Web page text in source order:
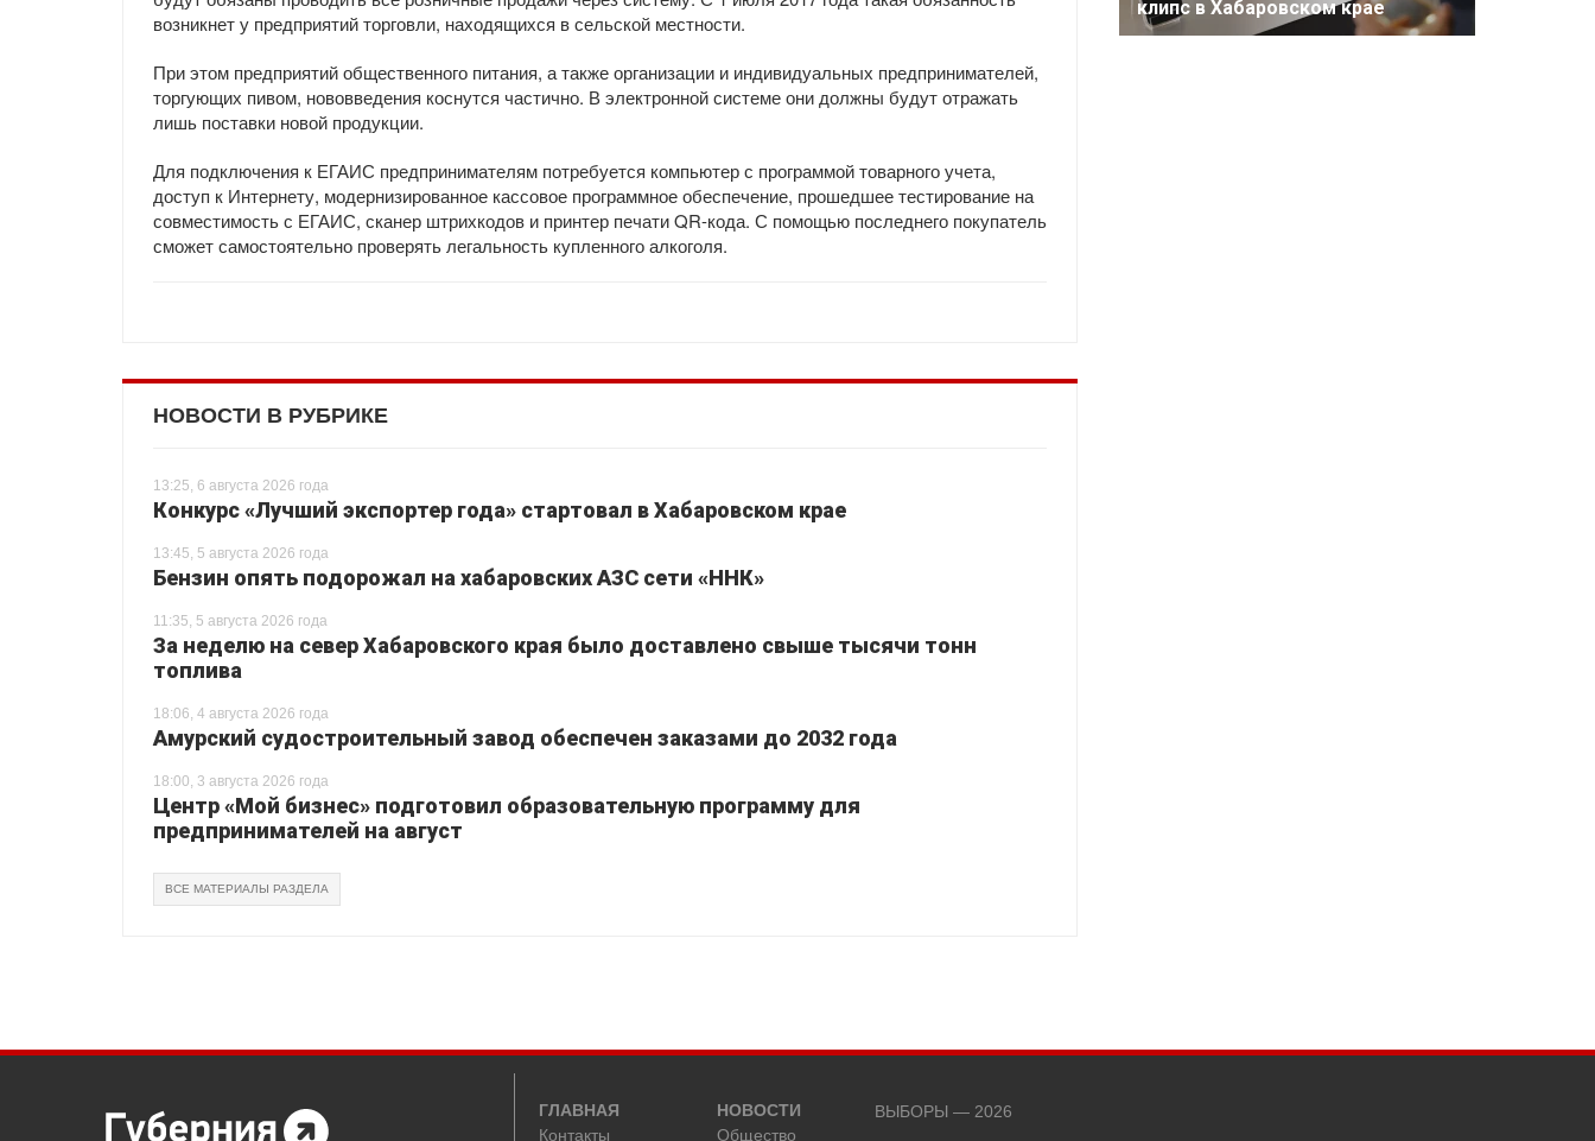
возникнет у предприятий торговли, находящихся в сельской местности.
При этом предприятий общественного питания, а также организации и индивидуальных предпринимателей,
торгующих пивом, нововведения коснутся частично. В электронной системе они должны будут отражать
лишь поставки новой продукции.
Для подключения к ЕГАИС предпринимателям потребуется компьютер с программой товарного учета,
доступ к Интернету, модернизированное кассовое программное обеспечение, прошедшее тестирование на
совместимость с ЕГАИС, сканер штрихкодов и принтер печати QR-кода. С помощью последнего покупатель
сможет самостоятельно проверять легальность купленного алкоголя.
НОВОСТИ В РУБРИКЕ
13:25, 6 августа 2026 года
Конкурс «Лучший экспортер года» стартовал в Хабаровском крае
13:45, 5 августа 2026 года
Бензин опять подорожал на хабаровских АЗС сети «ННК»
11:35, 5 августа 2026 года
За неделю на север Хабаровского края было доставлено свыше тысячи тонн
топлива
18:06, 4 августа 2026 года
Амурский судостроительный завод обеспечен заказами до 2032 года
18:00, 3 августа 2026 года
Центр «Мой бизнес» подготовил образовательную программу для
предпринимателей на август
ВСЕ МАТЕРИАЛЫ РАЗДЕЛА
клипс в Хабаровском крае
ГЛАВНАЯ
Контакты
НОВОСТИ
Общество
ВЫБОРЫ — 2026